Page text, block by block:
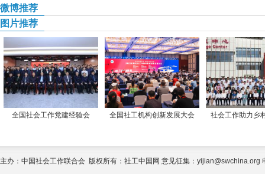
微博推荐
图片推荐
全国社会工作党建经验会 全国社工机构创新发展大会 社会工作助力乡
主办：中国社会工作联合会 版权所有：社工中国网 意见征集：yijian@swchina.org